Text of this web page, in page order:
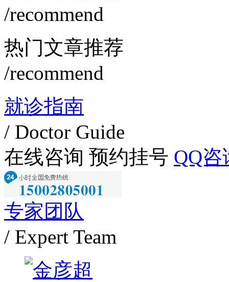
/recommend
热门文章推荐
/recommend
就诊指南
/ Doctor Guide
在线咨询 预约挂号 QQ咨
专家团队
/ Expert Team